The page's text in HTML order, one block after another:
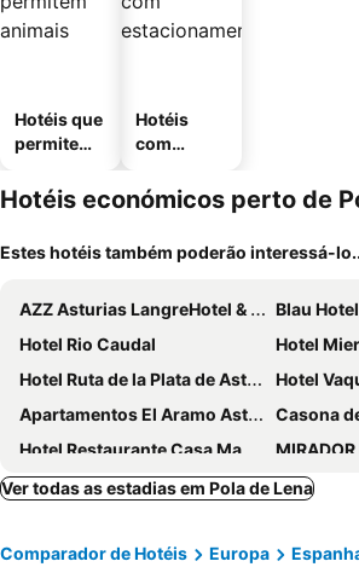
Hotéis que
permitem
Hotéis
com
mento
Hotéis económicos perto de
Estes hotéis também poderão interessá-
AZZ Asturias LangreHotel & Spa
Blau Hotel Las
Hotel Rio Caudal
Hotel
Hotel Ruta de la Plata de Asturias
Hotel
Apartamentos El Aramo Asturias
Casona
Hotel Restaurante Casa Manolo
La Casona de Don Santos
Hotel
Hotel Rural La Plaza
Hotel
Ver todas as estadias em Pola de Lena
Comparador de Hotéis Europa